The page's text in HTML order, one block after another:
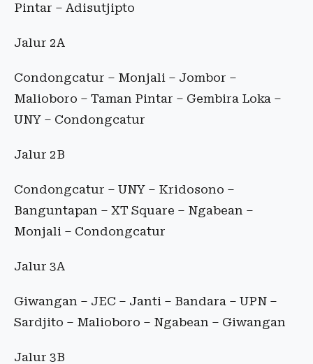
Pintar – Adisutjipto
Jalur 2A
Condongcatur – Monjali – Jombor –
Malioboro – Taman Pintar – Gembira Loka –
UNY – Condongcatur
Jalur 2B
Condongcatur – UNY – Kridosono –
Banguntapan – XT Square – Ngabean –
Monjali – Condongcatur
Jalur 3A
Giwangan – JEC – Janti – Bandara – UPN –
Sardjito – Malioboro – Ngabean – Giwangan
Jalur 3B